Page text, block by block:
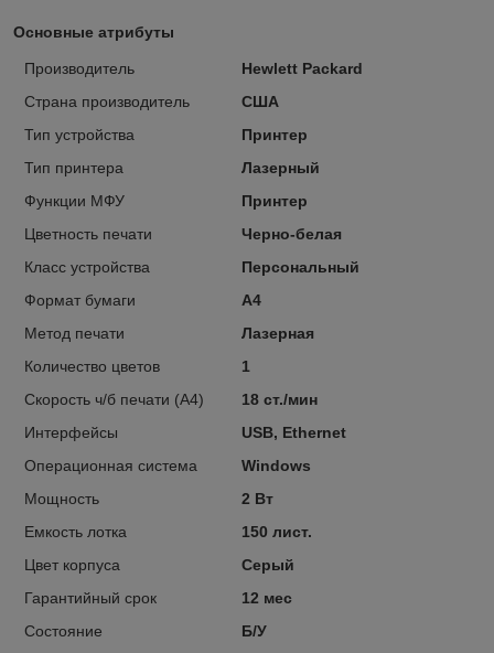
Основные атрибуты
Производитель
Hewlett Packard
Страна производитель
США
Тип устройства
Принтер
Тип принтера
Лазерный
Функции МФУ
Принтер
Цветность печати
Черно-белая
Класс устройства
Персональный
Формат бумаги
А4
Метод печати
Лазерная
Количество цветов
1
Скорость ч/б печати (A4)
18 ст./мин
Интерфейсы
USB, Ethernet
Операционная система
Windows
Мощность
2 Вт
Емкость лотка
150 лист.
Цвет корпуса
Серый
Гарантийный срок
12 мес
Состояние
Б/У